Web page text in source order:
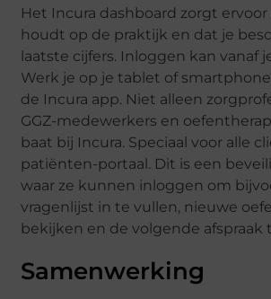
Het Incura dashboard zorgt
houdt op de praktijk en dat je
laatste cijfers. Inloggen kan vanaf
Werk je op je tablet of
de Incura app. Niet alleen
GGZ-medewerkers en
baat bij Incura. Speciaal voor alle
patiënten-portaal. Dit is een
waar ze kunnen inloggen om
vragenlijst in te vullen, nieuwe
bekijken en de volgende afspraak
Samenwerking